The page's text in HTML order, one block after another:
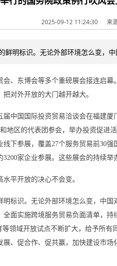
2025-09-12 11:24:30 来
鲜明标识。无论外部环境怎么变，
会、东博会等多个重磅展会接连启
对外开放的大门越开越大。
届中国国际投资贸易洽谈会在福建
地区的代表团参会，举办投资促进
线下参展，覆盖27个服务贸易前30
家企业参展。这些展会的持续
平开放的决心不会变。
明标识。无论外部环境怎么变，中
全面实施跨境服务贸易负面清单，
等领域开放试点不断扩大，给予所
展、促合作、促共赢，加快建设市